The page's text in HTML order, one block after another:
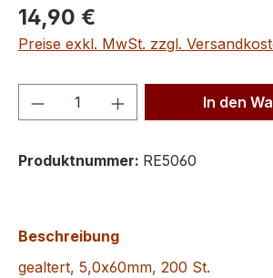
Regulärer Preis:
14,90 €
Preise exkl. MwSt. zzgl.
Produkt Anzahl: GibIn den
Produktnummer: RE5060
Beschreibung
gealtert, 5,0x60mm, 200 St.